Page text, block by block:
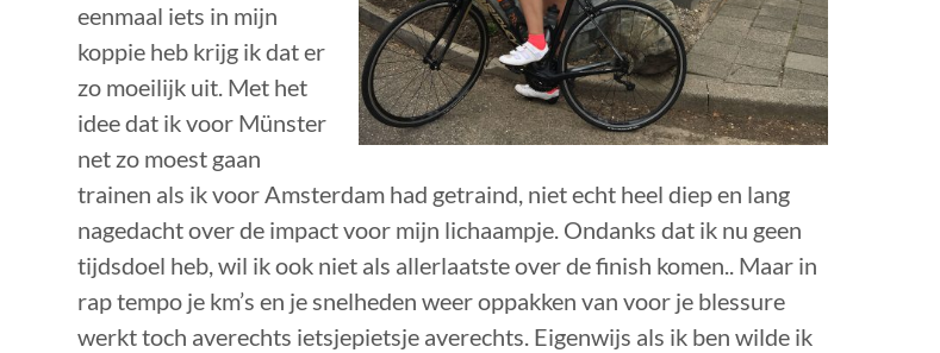
eenmaal iets in mijn
koppie heb krijg ik dat er
zo moeilijk uit. Met het
idee dat ik voor Münster
net zo moest gaan
trainen als ik voor Amsterdam had getraind, niet echt heel diep en lang
nagedacht over de impact voor mijn lichaampje. Ondanks dat ik nu geen
tijdsdoel heb, wil ik ook niet als allerlaatste over de finish komen.. Maar in
rap tempo je km’s en je snelheden weer oppakken van voor je blessure
werkt toch averechts ietsjepietsje averechts. Eigenwijs als ik ben wilde ik